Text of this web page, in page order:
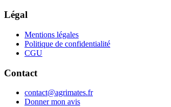
Légal
Mentions légales
Politique de confidentialité
CGU
Contact
contact@agrimates.fr
Donner mon avis